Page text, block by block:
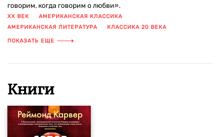
говорим, когда говорим о любви».
XX ВЕК
АМЕРИКАНСКАЯ КЛАССИКА
АМЕРИКАНСКАЯ ЛИТЕРАТУРА
КЛАССИКА 20 ВЕКА
МИНИМАЛИЗМ
МИРОВАЯ КЛАССИКА
ПОКАЗАТЬ ЕЩЕ
Книги